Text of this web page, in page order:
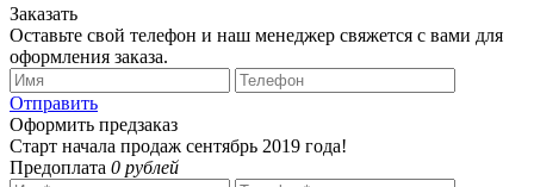
Заказать
Оставьте свой телефон и наш менеджер свяжется с вами для
оформления заказа.
Отправить
Оформить предзаказ
Старт начала продаж сентябрь 2019 года!
Предоплата 0 рублей